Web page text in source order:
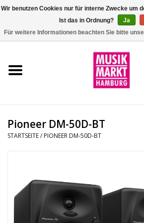
Aktion
Drums
Tasteninstrumente
Pioneer DM-50D-BT
STARTSEITE/ PIONEER DM-50D-BT
Wir benutzen Cookies nur für interne Zwecke um
Ist das in Ordnung?
Ja
Für weitere Informationen beachten Sie bitte